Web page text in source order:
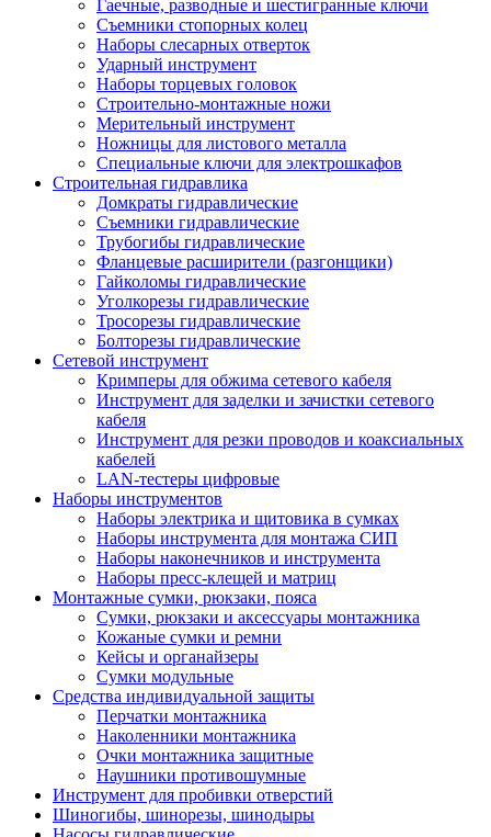
Гаечные, разводные и шестигранные ключи
Съемники стопорных колец
Наборы слесарных отверток
Ударный инструмент
Наборы торцевых головок
Строительно-монтажные ножи
Мерительный инструмент
Ножницы для листового металла
Специальные ключи для электрошкафов
Строительная гидравлика
Домкраты гидравлические
Съемники гидравлические
Трубогибы гидравлические
Фланцевые расширители (разгонщики)
Гайколомы гидравлические
Уголкорезы гидравлические
Тросорезы гидравлические
Болторезы гидравлические
Сетевой инструмент
Кримперы для обжима сетевого кабеля
Инструмент для заделки и зачистки сетевого
кабеля
Инструмент для резки проводов и коаксиальных
кабелей
LAN-тестеры цифровые
Наборы инструментов
Наборы электрика и щитовика в сумках
Наборы инструмента для монтажа СИП
Наборы наконечников и инструмента
Наборы пресс-клещей и матриц
Монтажные сумки, рюкзаки, пояса
Сумки, рюкзаки и аксессуары монтажника
Кожаные сумки и ремни
Кейсы и органайзеры
Сумки модульные
Средства индивидуальной защиты
Перчатки монтажника
Наколенники монтажника
Очки монтажника защитные
Наушники противошумные
Инструмент для пробивки отверстий
Шиногибы, шинорезы, шинодыры